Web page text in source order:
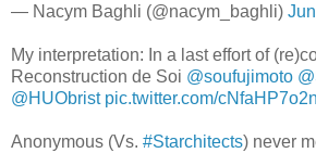
— Nacym Baghli (@nacym_baghli)
My interpretation: In a last effort of
Reconstruction de Soi @soufujimoto
@HUObrist pic.twitter.com/cNfaHP7o2n
Anonymous (Vs. #Starchitects) never